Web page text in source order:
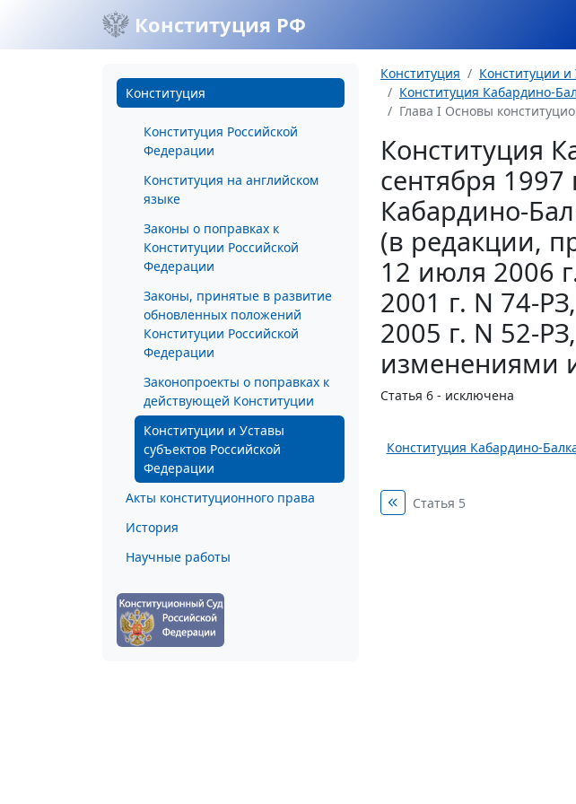
Конституция РФ
Конституция
Конституция Российской
Федерации
Конституция на английском
языке
Законы о поправках к
Конституции Российской
Федерации
Законы, принятые в развитие
обновленных положений
Конституции Российской
Федерации
Законопроекты о поправках к
действующей Конституции
Конституции и Уставы
субъектов Российской
Федерации
Акты конституционного права
История
Научные работы
Конституция
Конституции
Конституция Кабардино-
Глава I Основы
Конституция
сентября
Кабардино-
(в редакции,
12 июля 2006
2001 г. N 74-
2005 г. N 52-
изменениями
Статья 6 - исключена
Конституция Кабардино-
Статья 5